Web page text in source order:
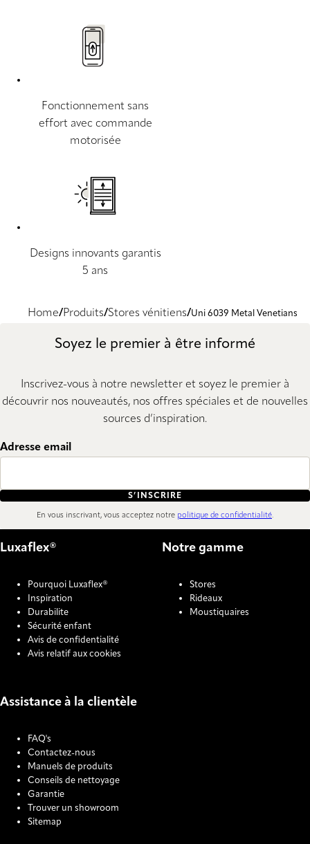
Fonctionnement sans
effort avec commande
motorisée
Designs innovants garantis
5 ans
Home Produits Stores vénitiens Uni 6039 Metal Venetians
Soyez le premier à être informé
Inscrivez-vous à notre newsletter et soyez le premier à
découvrir nos nouveautés, nos offres spéciales et de nouvelles
sources d’inspiration.
Adresse email
S’INSCRIRE
En vous inscrivant, vous acceptez notre politique de confidentialité.
Luxaflex®
Pourquoi Luxaflex®
Inspiration
Durabilite
Sécurité enfant
Avis de confidentialité
Avis relatif aux cookies
Notre gamme
Stores
Rideaux
Moustiquaires
Assistance à la clientèle
FAQ's
Contactez-nous
Manuels de produits
Conseils de nettoyage
Garantie
Trouver un showroom
Sitemap